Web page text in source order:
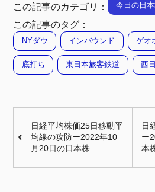
この記事のカテゴリ： 今日の日
この記事のタグ：
NYダウ インバウンド ゲオ
底打ち 東日本旅客鉄道 西
日経平均株価25日移動平
均線の攻防ー2022年10
月20日の日本株
日
ー
本